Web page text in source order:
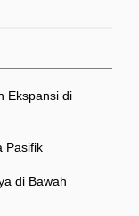
Ekspansi di
Pasifik
di Bawah